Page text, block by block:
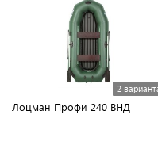
2
Лоцман Профи 240 ВНД